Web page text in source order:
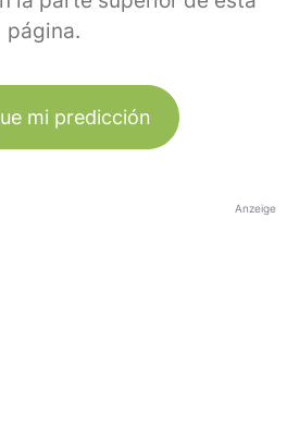
página.
mi predicción
Anzeige